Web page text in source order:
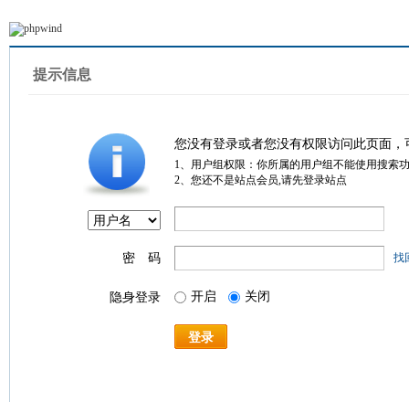
提示信息
您没有登录或者您没有权限访问此页面
1、用户组权限：你所属的用户组不能使用搜索
2、您还不是站点会员,请先登录站点
密 码 找
隐身登录 开启 关闭
登录